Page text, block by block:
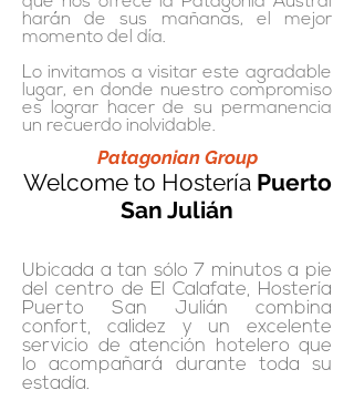
harán de sus mañanas, el mejor
momento del día.
Lo invitamos a visitar este agradable
lugar, en donde nuestro compromiso
es lograr hacer de su permanencia
un recuerdo inolvidable.
Patagonian Group
Welcome to Hostería Puerto
San Julián
Ubicada a tan sólo 7 minutos a pie
del centro de El Calafate, Hostería
Puerto San Julián combina
confort, calidez y un excelente
servicio de atención hotelero que
lo acompañará durante toda su
estadía.